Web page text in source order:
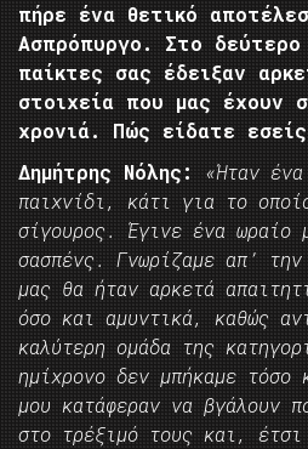
πήρε ένα θετικό
Ασπρόπυργο. Στο δεύτερο
παίκτες σας έδειξαν
στοιχεία που μας έχουν
χρονιά. Πώς είδατε
Δημήτρης Νόλης:
«Ήταν
παιχνίδι, κάτι για το
σίγουρος. Έγινε ένα ωραίο
σασπένς. Γνωρίζαμε απ’
μας θα ήταν αρκετά
όσο και αμυντικά, καθώς
καλύτερη ομάδα της
ημίχρονο δεν μπήκαμε τόσο
μου κατάφεραν να βγάλουν
στο τρέξιμό τους και, έτσι